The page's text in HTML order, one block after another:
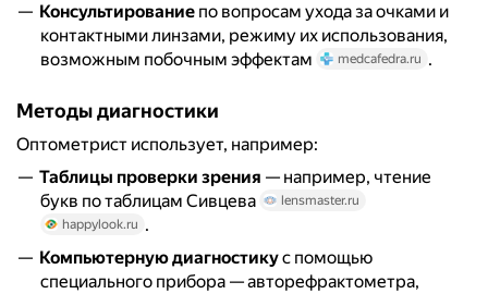
Консультирование по вопросам ухода за очками и
контактными линзами, режиму их использования,
возможным побочным эффектам
medcafedra.ru .
Методы диагностики
Оптометрист использует, например:
Таблицы проверки зрения — например, чтение
букв по таблицам Сивцева
lensmaster.ru
happylook.ru .
Компьютерную диагностикус помощью
специального прибора — авторефрактометра,